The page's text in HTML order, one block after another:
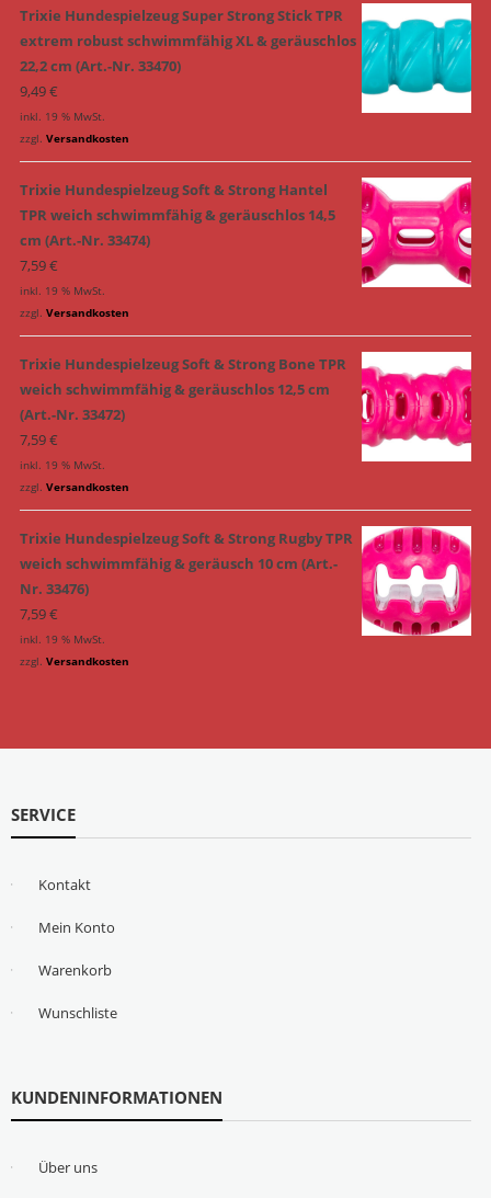
Trixie Hundespielzeug Super Strong Stick TPR
extrem robust schwimmfähig XL & geräuschlos
22,2 cm (Art.-Nr. 33470)
9,49€
inkl. 19 % MwSt.
zzgl. Versandkosten
Trixie Hundespielzeug Soft & Strong Hantel
TPR weich schwimmfähig & geräuschlos 14,5
cm (Art.-Nr. 33474)
7,59€
inkl. 19 % MwSt.
zzgl. Versandkosten
Trixie Hundespielzeug Soft & Strong Bone TPR
weich schwimmfähig & geräuschlos 12,5 cm
(Art.-Nr. 33472)
7,59€
inkl. 19 % MwSt.
zzgl. Versandkosten
Trixie Hundespielzeug Soft & Strong Rugby TPR
weich schwimmfähig & geräusch 10 cm (Art.-
Nr. 33476)
7,59€
inkl. 19 % MwSt.
zzgl. Versandkosten
SERVICE
Kontakt
Mein Konto
Warenkorb
Wunschliste
KUNDENINFORMATIONEN
Über uns